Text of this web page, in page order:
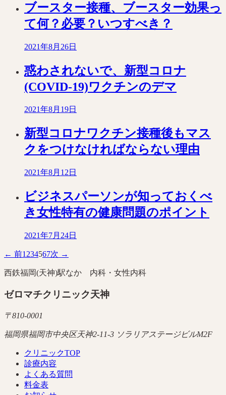
ブースター接種、ブースター効果っ
て何？必要？いつすべき？
2021年8月26日
惑わされないで、新型コロナ
(COVID-19)ワクチンのデマ
2021年8月19日
新型コロナワクチン接種後もマス
クをつけなければならない理由
2021年8月12日
ビジネスパーソンが知っておくべ
き女性特有の健康問題のポイント
2021年7月24日
← 前1 234567次 →
西鉄福岡(天神)駅なか 内科・女性内科
ゼロマチクリニック天神
〒810-0001
福岡県福岡市中央区天神2-11-3 ソラリアステージビルM2F
クリニックTOP
診療内容
よくある質問
料金表